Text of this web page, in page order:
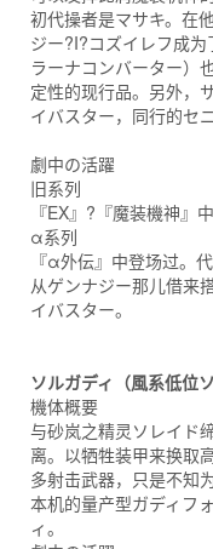
初代操者是マサキ。在
ジー?I?コズイレフ成
ラーナコンバーター）
定性的现行品。另外，
イバスター，同行的セ
劇中の活躍
旧系列
『EX』?『魔装機神』
α系列
『α外伝』中登场过。
从ゲンナジー那儿借来
イバスター。
ソルガディ（風系低位
機体概要
与砂岚之精灵ソレイド
离。以牺牲装甲来换取
多射击武器，只是不知
本机的量产型ガディフ
ィ。